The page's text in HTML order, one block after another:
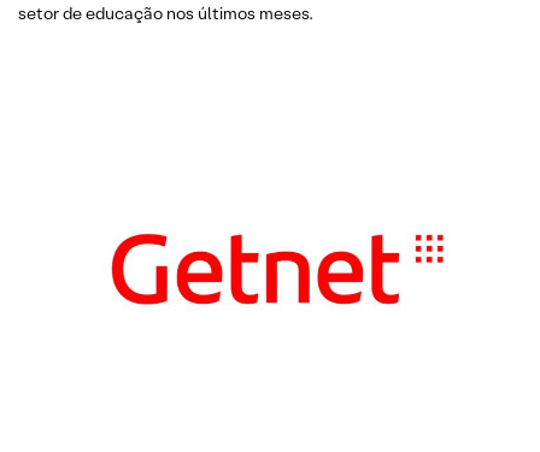
setor de educação nos últimos meses.